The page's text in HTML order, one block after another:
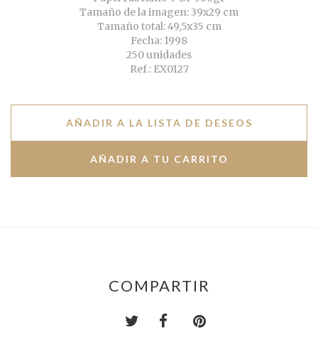
Tamaño de la imagen: 39x29 cm
Tamaño total: 49,5x35 cm
Fecha: 1998
250 unidades
Ref.: EX0127
AÑADIR A LA LISTA DE DESEOS
COMPARTIR